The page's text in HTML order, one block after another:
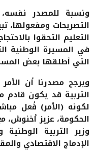
ونسبة للمصدر
التصريحات ومفعولها،
التعليم التحقوا
في المسيرة الوطنية
التي أطلقها بعض
ويرجح مصدرنا أن
التربية قد يكون
لكونه (الأمر) فُعل
الحكومة، عزيز أخنوش،
وزير التربية الوطنية
الإدماج ‏الاقتصادي